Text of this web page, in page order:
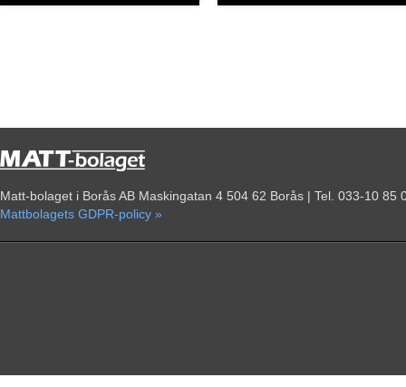
Matt-bolaget i Borås AB Maskingatan 4 504 62 Borås | Tel. 033-10
Mattbolagets GDPR-policy »